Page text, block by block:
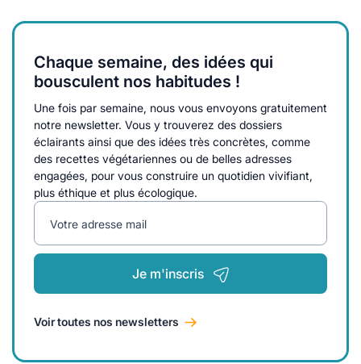
Chaque semaine, des idées qui
bousculent nos habitudes !
Une fois par semaine, nous vous envoyons gratuitement
notre newsletter. Vous y trouverez des dossiers
éclairants ainsi que des idées très concrètes, comme
des recettes végétariennes ou de belles adresses
engagées, pour vous construire un quotidien vivifiant,
plus éthique et plus écologique.
Votre adresse mail
Je m'inscris
Voir toutes nos newsletters